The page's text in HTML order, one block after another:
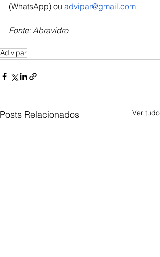
(WhatsApp) ou advipar@gmail.com
Fonte: Abravidro
Adivipar
Posts Relacionados Ver tudo